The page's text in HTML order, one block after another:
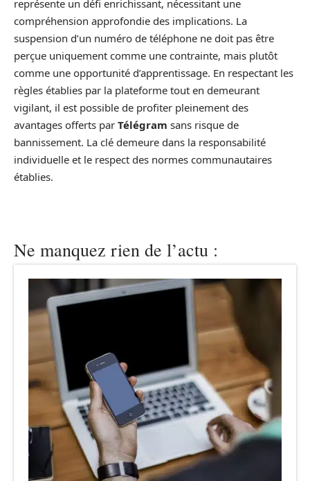
représente un défi enrichissant, nécessitant une
compréhension approfondie des implications. La
suspension d’un numéro de téléphone ne doit pas être
perçue uniquement comme une contrainte, mais plutôt
comme une opportunité d’apprentissage. En respectant les
règles établies par la plateforme tout en demeurant
vigilant, il est possible de profiter pleinement des
avantages offerts par Télégram sans risque de
bannissement. La clé demeure dans la responsabilité
individuelle et le respect des normes communautaires
établies.
Ne manquez rien de l’actu :